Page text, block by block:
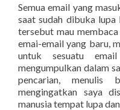
Semua email yang
saat sudah dibuka lupa
tersebut mau
emai-email yang baru,
untuk sesuatu
mengumpulkan dalam
pencarian,
mengingatkan saya
manusia tempat lupa